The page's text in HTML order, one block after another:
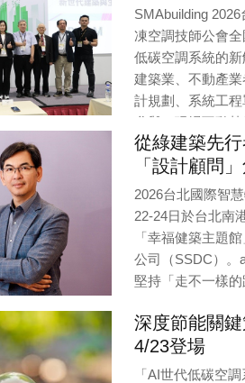
SMAbuilding
凍空調技師公會
低碳空調系統的
建築業、不動產
計規劃、系統工
參與，現場互動
4 / 23 / 2026
從綠建築先
「設計顧問
2026台北國際智
22-24日於台北南
「幸福健築主題
公司（SSDC）。
堅持「走不一樣
深度節能關
4/23登場
「AI世代低碳空